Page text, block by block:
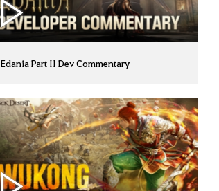
Edania Part II Dev Commentary